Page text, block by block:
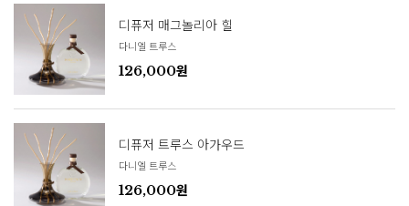
디퓨저 매그놀리아 힐
다니엘 트루스
126,000원
디퓨저 트루스 아가우드
다니엘 트루스
126,000원